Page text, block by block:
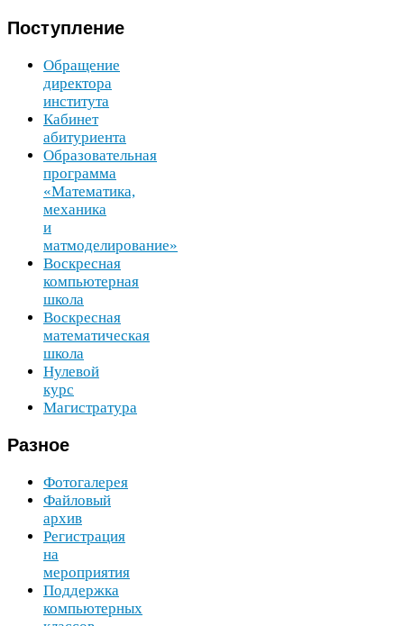
Поступление
Обращение
директора
института
Кабинет
абитуриента
Образовательная
программа
«Математика,
механика
и
матмоделирование»
Воскресная
компьютерная
школа
Воскресная
математическая
школа
Нулевой
курс
Магистратура
Разное
Фотогалерея
Файловый
архив
Регистрация
на
мероприятия
Поддержка
компьютерных